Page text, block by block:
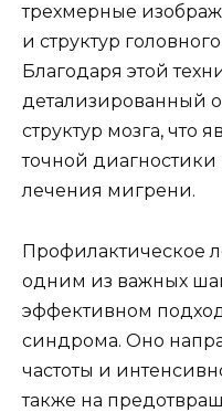
трехмерные
и структур
Благодаря этой
детализированный
структур мозга, что
точной
лечения мигрени.
Профилактическое
одним из важных
эффективном
синдрома. Оно
частоты и
также на